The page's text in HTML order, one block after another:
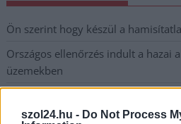
szol24.hu - Do Not Process
Ön szerint hogy készül a
Országos ellenőrzés indult a hazai
üzemekben
kiskereskedelemben